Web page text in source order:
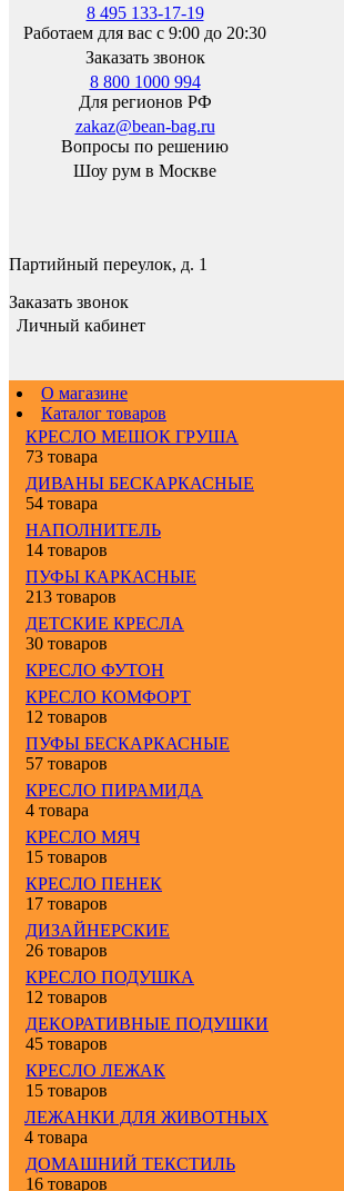
8 495 133-17-19
Работаем для вас с 9:00 до 20:30
Заказать звонок
8 800 1000 994
Для регионов РФ
zakaz@bean-bag.ru
Вопросы по решению
Шоу рум в Москве
Партийный переулок, д. 1
Заказать звонок
Личный кабинет
О магазине
Каталог товаров
КРЕСЛО МЕШОК ГРУША
73 товара
ДИВАНЫ БЕСКАРКАСНЫЕ
54 товара
НАПОЛНИТЕЛЬ
14 товаров
ПУФЫ КАРКАСНЫЕ
213 товаров
ДЕТСКИЕ КРЕСЛА
30 товаров
КРЕСЛО ФУТОН
КРЕСЛО КОМФОРТ
12 товаров
ПУФЫ БЕСКАРКАСНЫЕ
57 товаров
КРЕСЛО ПИРАМИДА
4 товара
КРЕСЛО МЯЧ
15 товаров
КРЕСЛО ПЕНЕК
17 товаров
ДИЗАЙНЕРСКИЕ
26 товаров
КРЕСЛО ПОДУШКА
12 товаров
ДЕКОРАТИВНЫЕ ПОДУШКИ
45 товаров
КРЕСЛО ЛЕЖАК
15 товаров
ЛЕЖАНКИ ДЛЯ ЖИВОТНЫХ
4 товара
ДОМАШНИЙ ТЕКСТИЛЬ
16 товаров